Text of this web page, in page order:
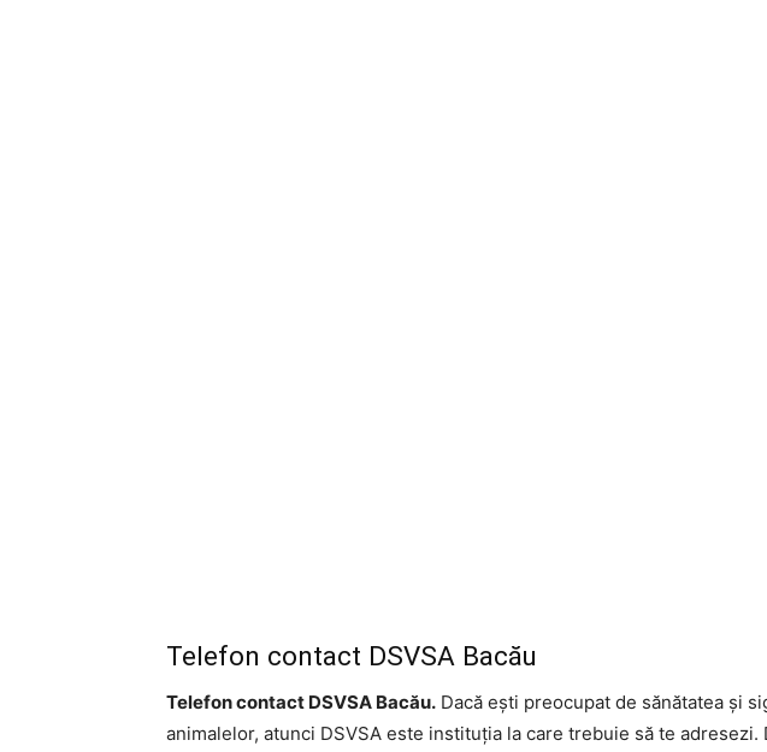
Telefon contact DSVSA Bacău
Telefon contact DSVSA Bacău. Dacă ești preocupat de sănătatea și
animalelor, atunci DSVSA este instituția la care trebuie să te adresezi.